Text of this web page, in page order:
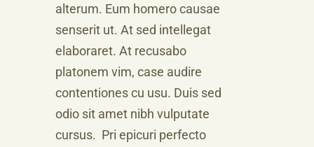
alterum. Eum homero causae
senserit ut. At sed intellegat
elaboraret. At recusabo
platonem vim, case audire
contentiones cu usu. Duis sed
odio sit amet nibh vulputate
cursus. Pri epicuri perfecto